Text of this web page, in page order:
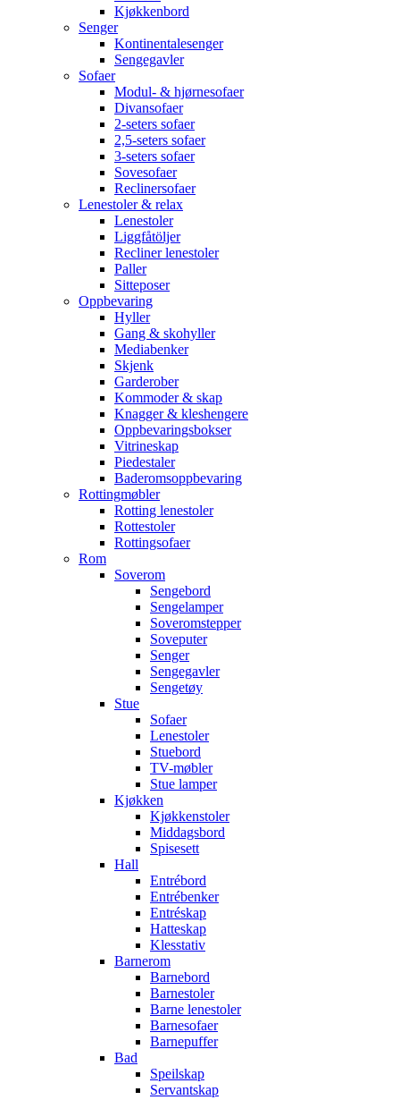
Kjøkkenbord
Senger
Kontinentalesenger
Sengegavler
Sofaer
Modul- & hjørnesofaer
Divansofaer
2-seters sofaer
2,5-seters sofaer
3-seters sofaer
Sovesofaer
Reclinersofaer
Lenestoler & relax
Lenestoler
Liggfåtöljer
Recliner lenestoler
Paller
Sitteposer
Oppbevaring
Hyller
Gang & skohyller
Mediabenker
Skjenk
Garderober
Kommoder & skap
Knagger & kleshengere
Oppbevaringsbokser
Vitrineskap
Piedestaler
Baderomsoppbevaring
Rottingmøbler
Rotting lenestoler
Rottestoler
Rottingsofaer
Rom
Soverom
Sengebord
Sengelamper
Soveromstepper
Soveputer
Senger
Sengegavler
Sengetøy
Stue
Sofaer
Lenestoler
Stuebord
TV-møbler
Stue lamper
Kjøkken
Kjøkkenstoler
Middagsbord
Spisesett
Hall
Entrébord
Entrébenker
Entréskap
Hatteskap
Klesstativ
Barnerom
Barnebord
Barnestoler
Barne lenestoler
Barnesofaer
Barnepuffer
Bad
Speilskap
Servantskap